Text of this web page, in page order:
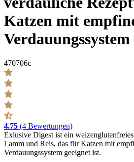
Katzen mit
Verdauungssystem
470706c
4.75 (4 Bewertungen)
Exlusive Digest ist ein
Lamm und Reis, das für Katzen mit
Verdauungssystem geeignet ist.